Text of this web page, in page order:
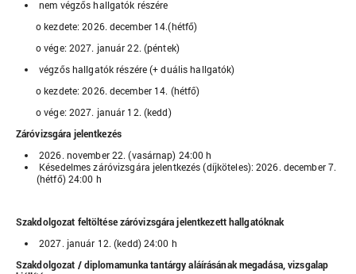
nem végzős hallgatók részére
o kezdete: 2026. december 14.(hétfő)
o vége: 2027. január 22. (péntek)
végzős hallgatók részére (+ duális hallgatók)
o kezdete: 2026. december 14. (hétfő)
o vége: 2027. január 12. (kedd)
Záróvizsgára jelentkezés
2026. november 22. (vasárnap) 24:00 h
Késedelmes záróvizsgára jelentkezés (díjköteles): 2026. december 7.
(hétfő) 24:00 h
Szakdolgozat feltöltése záróvizsgára jelentkezett hallgatóknak
2027. január 12. (kedd) 24:00 h
Szakdolgozat / diplomamunka tantárgy aláírásának megadása, vizsgalap